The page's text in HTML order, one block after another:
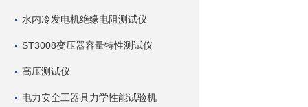
水内冷发电机绝缘电阻测试仪
ST3008变压器容量特性测试仪
高压测试仪
电力安全工器具力学性能试验机